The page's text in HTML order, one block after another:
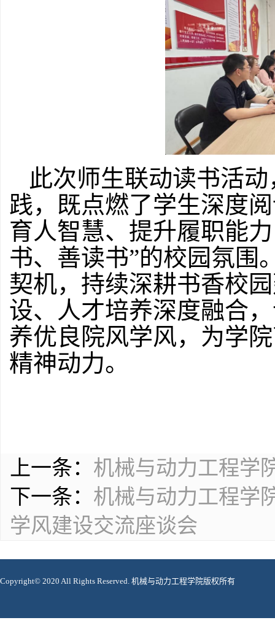
此次师生联动读书活
践，既点燃了学生深度
育人智慧、提升履职能
书、善读书”的校园氛围
契机，持续深耕书香校
设、人才培养深度融合
养优良院风学风，为学
精神动力。
上一条： 机械与动力工程学
下一条： 机械与动力工程学
学风建设交流座谈会
Copyright© 2020 All Rights Reserved. 机械与动力工程学院版权所有